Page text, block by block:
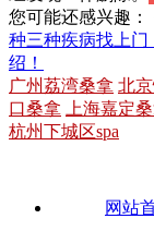
您可能还感兴趣：
种三种疾病找上门
绍！
广州荔湾桑拿 北
口桑拿
上海嘉定
杭州下城区spa
网站